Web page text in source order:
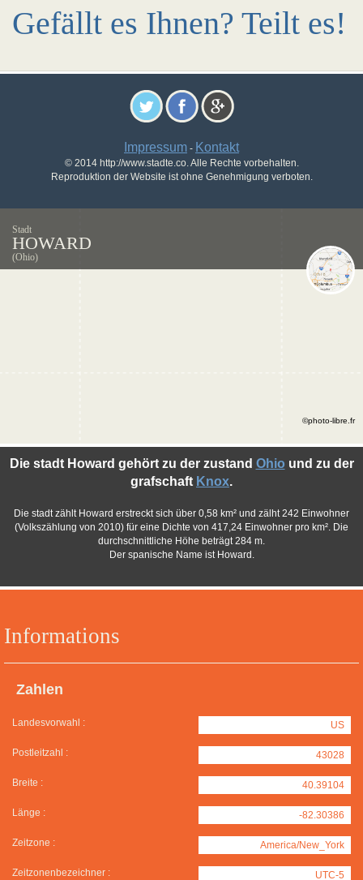
Gefällt es Ihnen? Teilt es!
Impressum - Kontakt
© 2014 http://www.stadte.co. Alle Rechte vorbehalten.
Reproduktion der Website ist ohne Genehmigung verboten.
Stadt
HOWARD
(Ohio)
Informations
Zahlen
Landesvorwahl : US
Postleitzahl : 43028
Breite : 40.39104
Länge : -82.30386
Zeitzone : America/New_York
Zeitzonenbezeichner : UTC-5
Die stadt Howard gehört zu der zustand Ohio und zu der
grafschaft Knox.
Die stadt zählt Howard erstreckt sich über 0,58 km² und zälht 242 Einwohner
(Volkszählung von 2010) für eine Dichte von 417,24 Einwohner pro km². Die
durchschnittliche Höhe beträgt 284 m.
Der spanische Name ist Howard.
©photo-libre.fr